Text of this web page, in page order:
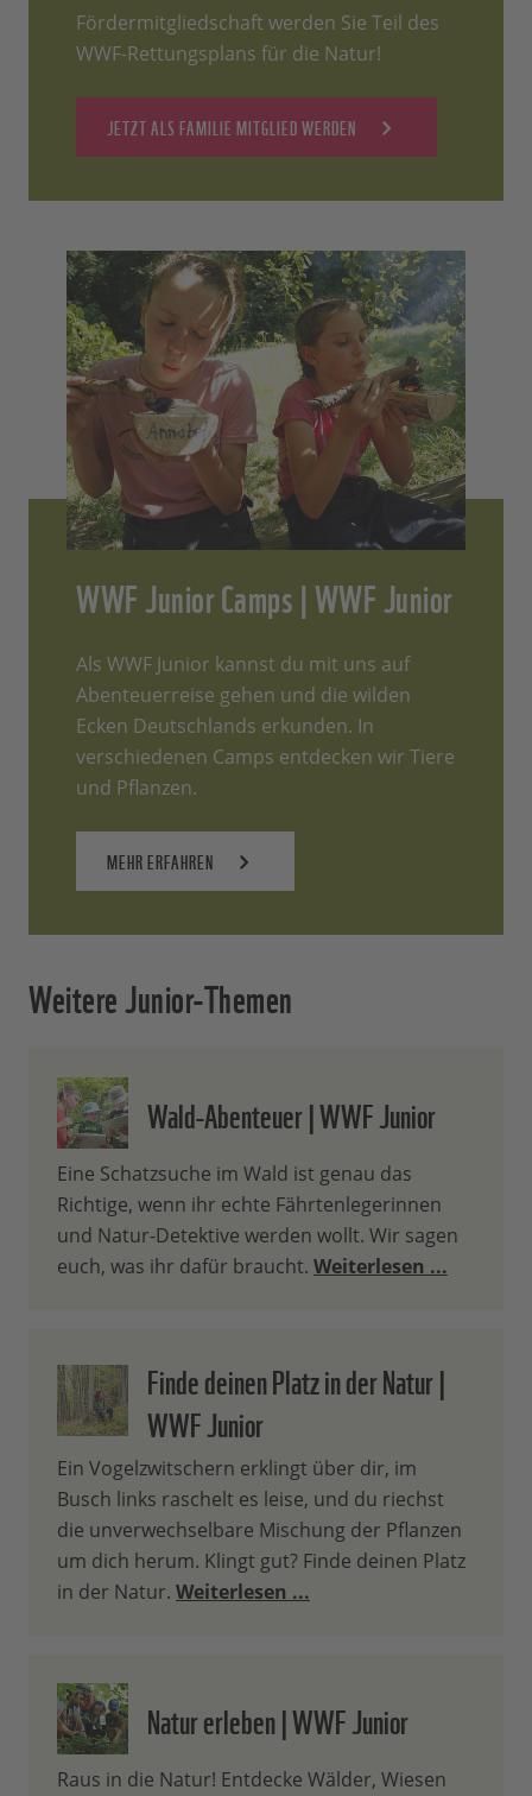
Fördermitgliedschaft werden Sie Teil des
WWF-Rettungsplans für die Natur!
JETZT ALS FAMILIE MITGLIED WERDEN
WWF Junior Camps | WWF Junior
Als WWF Junior kannst du mit uns auf
Abenteuerreise gehen und die wilden
Ecken Deutschlands erkunden. In
verschiedenen Camps entdecken wir Tiere
und Pflanzen.
MEHR ERFAHREN
Weitere Junior-Themen
Wald-Abenteuer | WWF Junior
Eine Schatzsuche im Wald ist genau das
Richtige, wenn ihr echte Fährtenlegerinnen
und Natur-Detektive werden wollt. Wir sagen
euch, was ihr dafür braucht. Weiterlesen ...
Finde deinen Platz in der Natur |
WWF Junior
Ein Vogelzwitschern erklingt über dir, im
Busch links raschelt es leise, und du riechst
die unverwechselbare Mischung der Pflanzen
um dich herum. Klingt gut? Finde deinen Platz
in der Natur. Weiterlesen ...
Natur erleben | WWF Junior
Raus in die Natur! Entdecke Wälder, Wiesen